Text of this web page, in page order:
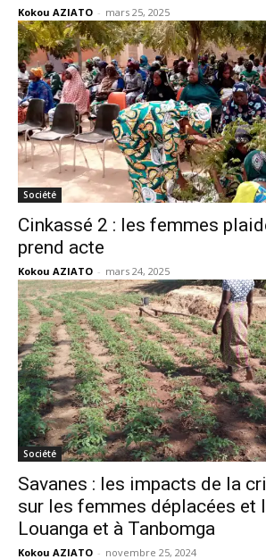
Kokou AZIATO - mars 25, 2025
Société
Cinkassé 2 : les femmes
prend acte
Kokou AZIATO - mars 24, 2025
Société
Savanes : les impacts de la
sur les femmes déplacées et
Louanga et à Tanbomga
Kokou AZIATO - novembre 25, 2024